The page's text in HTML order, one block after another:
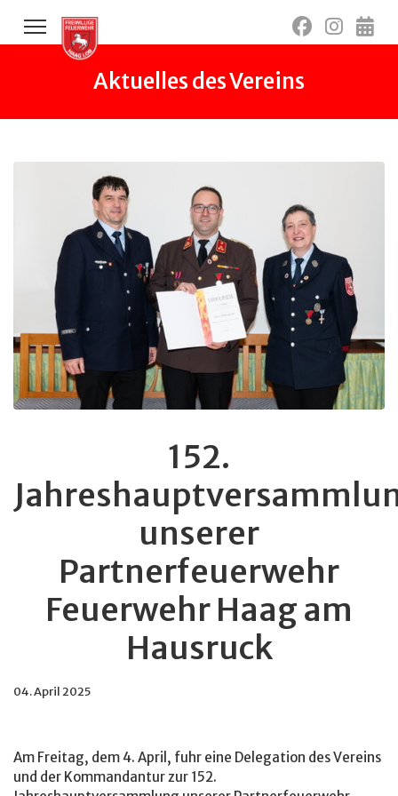
Aktuelles des Vereins
152.
unserer
Partnerfeuerwehr
Feuerwehr Haag am
Hausruck
04. April 2025
Am Freitag, dem 4. April, fuhr eine Delegation des Vereins
und der Kommandantur zur 152.